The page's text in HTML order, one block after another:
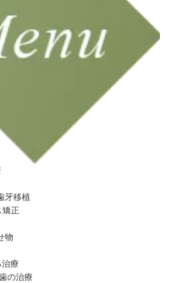
牙移植
矯正
物
療
の治療